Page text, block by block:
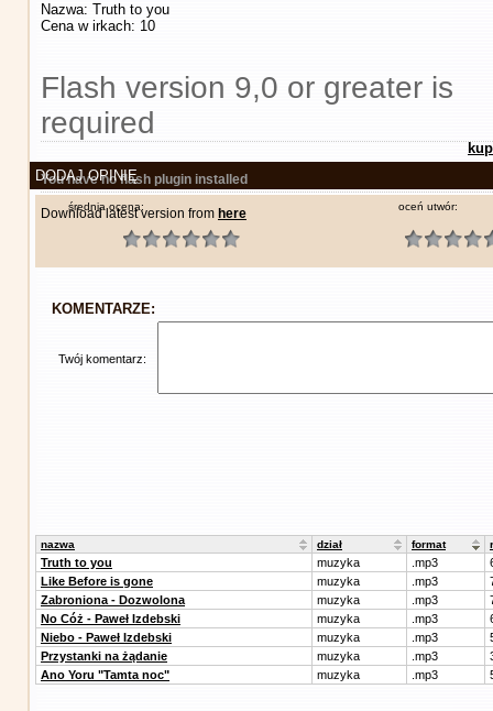
Nazwa: Truth to you
Cena w irkach: 10
Flash version 9,0 or greater is
required
You have no flash plugin installed
Download latest version from here
DODAJ OPINIĘ
średnia ocena: oceń utwór:
KOMENTARZE:
Twój komentarz:
nazwa dział format
Truth to you muzyka .mp3
Like Before is gone
muzyka .mp3
Zabroniona - Dozwolona
muzyka .mp3
No Cóż - Paweł Izdebski
muzyka .mp3
Niebo - Paweł Izdebski
muzyka .mp3
Przystanki na żądanie
muzyka .mp3
Ano Yoru "Tamta noc"
muzyka .mp3